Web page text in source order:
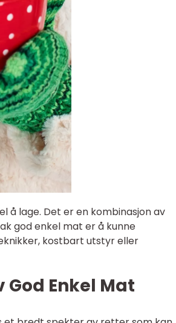
å lage. Det er en kombinasjon av
god enkel mat er å kunne
kostbart utstyr eller
Enkel Mat